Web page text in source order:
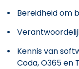
Bereidheid om
Kennis van
Coda, O365 en